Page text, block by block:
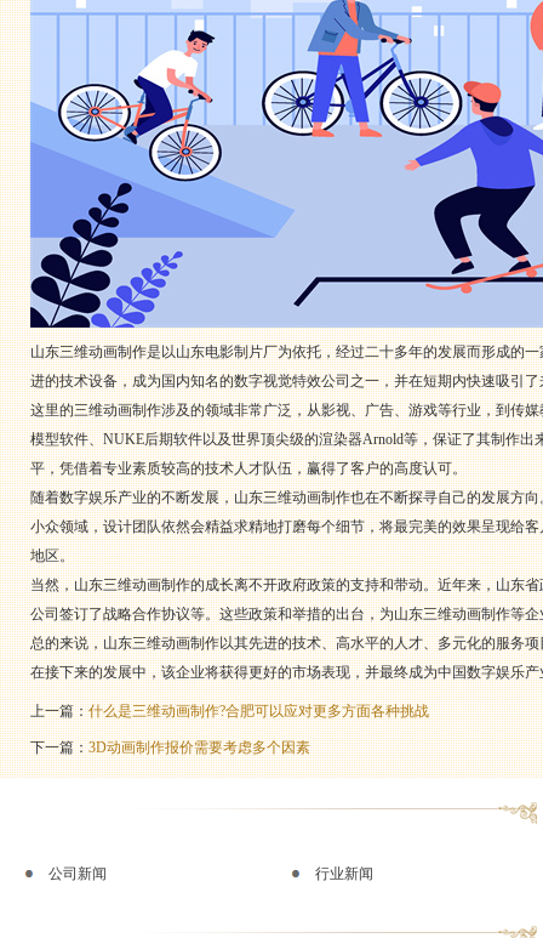
山东三维动画制作是以山东电影制片厂为依托，经过二十多年的发展而形成的
进的技术设备，成为国内知名的数字视觉特效公司之一，并在短期内快速吸引
这里的三维动画制作涉及的领域非常广泛，从影视、广告、游戏等行业，到传
模型软件、NUKE后期软件以及世界顶尖级的渲染器Arnold等，保证了其制作
平，凭借着专业素质较高的技术人才队伍，赢得了客户的高度认可。
随着数字娱乐产业的不断发展，山东三维动画制作也在不断探寻自己的发展方
小众领域，设计团队依然会精益求精地打磨每个细节，将最完美的效果呈现给
地区。
当然，山东三维动画制作的成长离不开政府政策的支持和带动。近年来，山东
公司签订了战略合作协议等。这些政策和举措的出台，为山东三维动画制作等
总的来说，山东三维动画制作以其先进的技术、高水平的人才、多元化的服务
在接下来的发展中，该企业将获得更好的市场表现，并最终成为中国数字娱乐
上一篇：什么是三维动画制作?合肥可以应对更多方面各种挑战
下一篇：3D动画制作报价需要考虑多个因素
公司新闻 行业新闻